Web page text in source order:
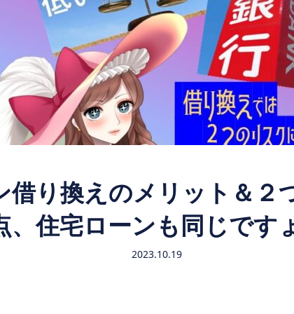
借り換えのメリット＆２
、住宅ローンも同じです
2023.10.19